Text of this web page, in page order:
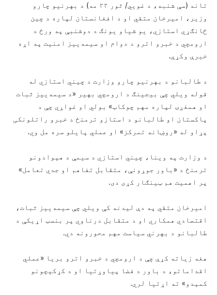
تاند (سې شنبه، د غويي/ ثور ۲۲ مه) د بهرنیو چارو
وزیر، امیرخان متقي او د افغانستان لپاره د چین
ځانګړي استازي، یو شیاو یونګ د دوشنبې په ورځ د
ارومچي د خبرو اترو د دوام او سیمه‌ییز امنیت په اړه
خبرې وکړې.
د طالبانو د بهرنیو چارو وزارت د چیني استازي له
قوله ویلي چې بیجینګ د ارومچي بهیر «د سیمه‌ییز ثبات
او همغږۍ لپاره مهم چوکاټ» بولي او غواړي چې د
پاکستان او طالبانو د استازو ترمنځ د خبرو راتلونکی
پړاو له «روښانه تمرکز» او عملي پایلو سره مل وي.
د وزارت په وینا، چیني استازي د سیمې د هېوادونو
ترمنځ د «باور جوړونې، متقابل تفاهم او جدي تعامل»
پر اهمیت هم ټینګار کړی دی.
امیرخان متقي په دې لیدنه کې ویلي چې سیمه‌ییز ثبات،
اقتصادي همکاري او د متقابل درناوي پر بنسټ اړیکې د
طالبانو د بهرني سیاست مهم محورونه دي.
هغه زیاته کړې چې د ارومچي د خبرو اترو بریا «عملي
اقداماتو، د باور د فضا پیاوړتیا او د کړکېچونو
کمېدو» ته اړتیا لري.